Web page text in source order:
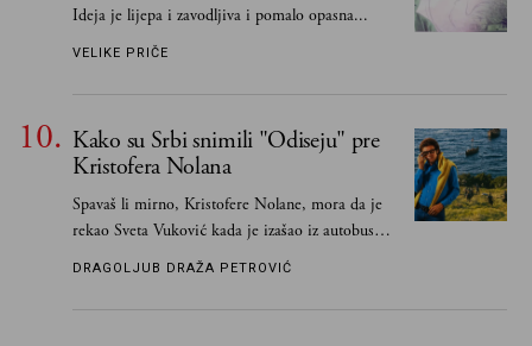
Ideja je lijepa i zavodljiva i pomalo opasna...
VELIKE PRIČE
Kako su Srbi snimili "Odiseju" pre
Kristofera Nolana
Spavaš li mirno, Kristofere Nolane, mora da je
rekao Sveta Vuković kada je izašao iz autobusa i
čim je stigao kući pozvao Vojkana
DRAGOLJUB DRAŽA PETROVIĆ